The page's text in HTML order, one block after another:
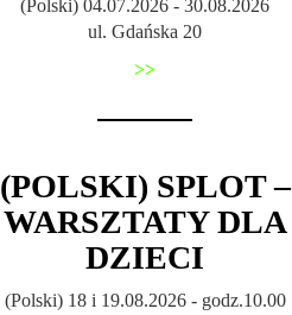
(Polski) 04.07.2026 - 30.08.2026
ul. Gdańska 20
>>
(POLSKI) SPLOT –
WARSZTATY DLA
DZIECI
(Polski) 18 i 19.08.2026 - godz.10.00